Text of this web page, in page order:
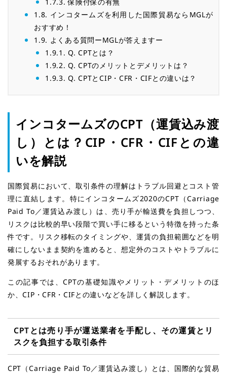
1.8. インコタームズを利用した国際貿易ならMGLが
おすすめ！
1.9. よくある質問ーMGLが答えますー
1.9.1. Q. CPTとは？
1.9.2. Q. CPTのメリットとデメリットは？
1.9.3. Q. CPTとCIP・CFR・CIFとの違いは？
インコタームズのCPT （運賃込み渡
し）とは？CIP・CFR・CIFとの違
いを解説
国際貿易において、取引条件の理解はトラブル回避とコスト管
理に直結します。特にインコタームズ2020のCPT（Carriage
Paid To／運賃込み渡し）は、売り手が輸送費を負担しつつ、
リスクは比較的早い段階で買い手に移るという特徴を持った条
件です。リスク移転のタイミングや、運賃の負担範囲などを明
確にしないまま契約を進めると、想定外のコストやトラブルに
発展するおそれがあります。
この記事では、CPTの基礎知識やメリット・デメリットのほ
か、CIP・CFR・CIFとの違いなどを詳しく解説します。
CPTとは売り手が運送業者を手配し、その運賃とリ
スクを負担する取引条件
CPT（Carriage Paid To／運賃込み渡し）とは、国際的な貿易